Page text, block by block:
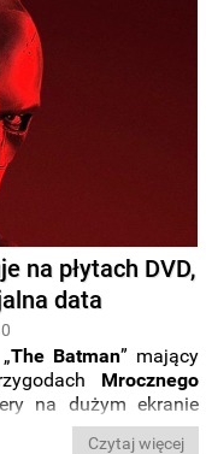
na płytach DVD,
data
0
The Batman” mający
Mrocznego
na dużym ekranie
4K UHD?
Czytaj więcej